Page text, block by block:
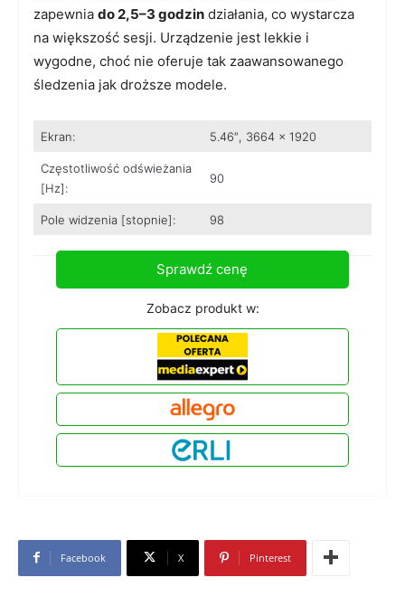
zapewnia do 2,5–3 godzin działania, co wystarcza
na większość sesji. Urządzenie jest lekkie i
wygodne, choć nie oferuje tak zaawansowanego
śledzenia jak droższe modele.
Ekran: 5.46″, 3664 x 1920
Częstotliwość odświeżania
[Hz]:
90
Pole widzenia [stopnie]: 98
Sprawdź cenę
Zobacz produkt w:
Facebook X Pinterest